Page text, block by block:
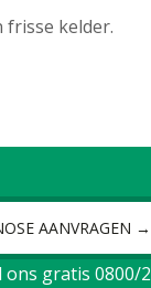
frisse kelder.
AANVRAGEN →
ons gratis 0800/